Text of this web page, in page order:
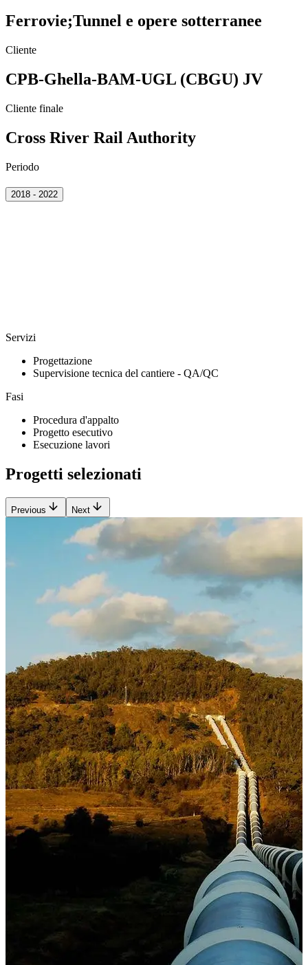
Ferrovie;Tunnel e opere sotterranee
Cliente
CPB-Ghella-BAM-UGL (CBGU) JV
Cliente finale
Cross River Rail Authority
Periodo
2018 - 2022
Servizi
Progettazione
Supervisione tecnica del cantiere - QA/QC
Fasi
Procedura d'appalto
Progetto esecutivo
Esecuzione lavori
Progetti selezionati
Previous Next